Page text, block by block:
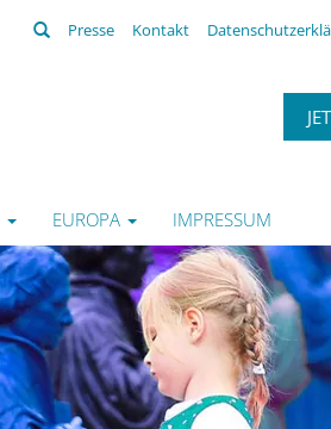
Suchen
Presse Kontakt
EUROPA IMPRESSUM